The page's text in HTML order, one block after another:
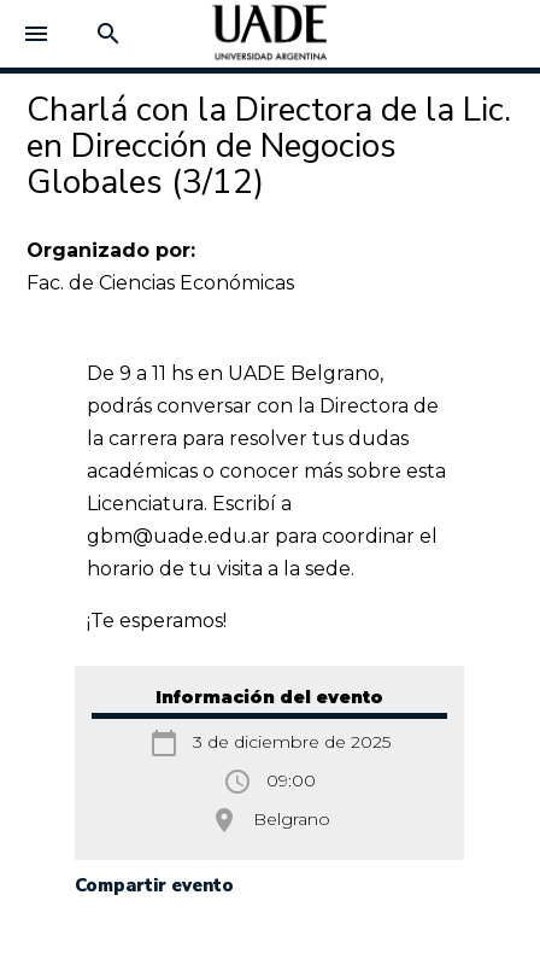
menu search
Charlá con la Directora de la Lic.
en Dirección de Negocios
Globales (3/12)
Organizado por:
Fac. de Ciencias Económicas
Información del evento
calendar_today 3 de diciembre de 2025
access_time 09:00
room Belgrano
Compartir evento
De 9 a 11 hs en UADE Belgrano,
podrás conversar con la Directora de
la carrera para resolver tus dudas
académicas o conocer más sobre esta
Licenciatura. Escribí a
gbm@uade.edu.ar para coordinar el
horario de tu visita a la sede.
¡Te esperamos!